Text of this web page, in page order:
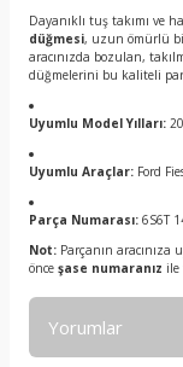
Dayanıklı tuş takımı ve
düğmesi, uzun ömürlü
aracınızda bozulan,
düğmelerini bu kaliteli
Uyumlu Model Yılları:
Uyumlu Araçlar: Ford
Parça Numarası: 6S6T
Not: Parçanın
önce şase numaranız
Yorumlar